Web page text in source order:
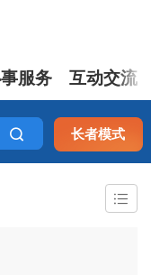
服务 互动交流
长者模式